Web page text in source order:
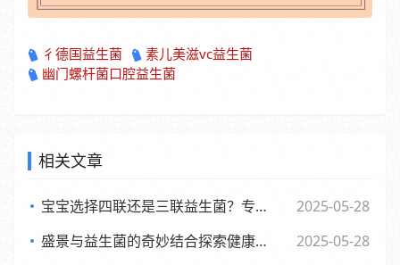
彳德国益生菌
素儿美滋vc益生菌
幽门螺杆菌口腔益生菌
相关文章
宝宝选择四联还是三联益生菌？专家观点大，妈妈们必看
2025-05-28
盛景与益生菌的奇妙结合探索健康新生活方式
2025-05-28